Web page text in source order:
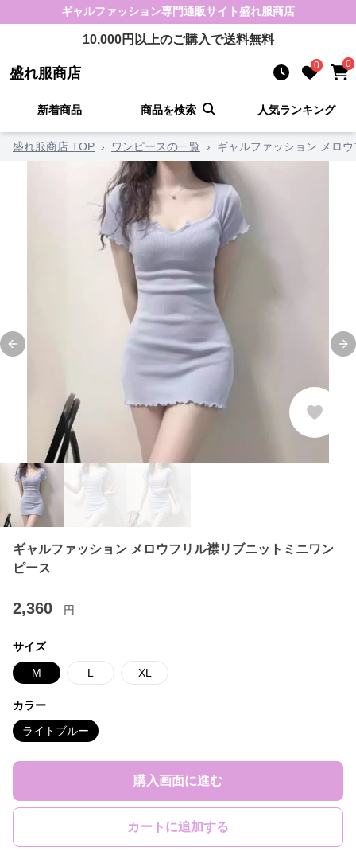
ギャルファッション専門通販サイト盛れ服商店
10,000円以上のご購入で送料無料
盛れ服商店 0 0
新着商品 商品を検索 人気ランキング
盛れ服商店 TOP › ワンピースの一覧 › ギャルファッション メロ
Previous slide
ギャルファッション メロウフリル襟リブニットミニワン
ピース
2,360 円
サイズ
M L XL
カラー
ライトブルー
購入画面に進む
カートに追加する